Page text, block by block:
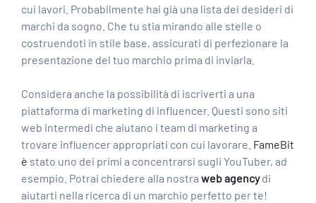
cui lavori. Probabilmente hai già una lista dei desideri di
marchi da sogno. Che tu stia mirando alle stelle o
costruendoti in stile base, assicurati di perfezionare la
presentazione del tuo marchio prima di inviarla.
Considera anche la possibilità di iscriverti a una
piattaforma di marketing di influencer. Questi sono siti
web intermedi che aiutano i team di marketing a
trovare influencer appropriati con cui lavorare. FameBit
è stato uno dei primi a concentrarsi sugli YouTuber, ad
esempio. Potrai chiedere alla nostra web agencydi
aiutarti nella ricerca di un marchio perfetto per te!